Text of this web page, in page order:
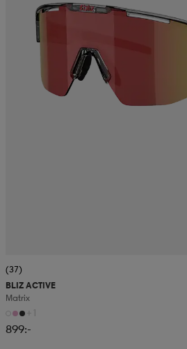
(37)
BLIZ ACTIVE
Matrix
+1
899:-